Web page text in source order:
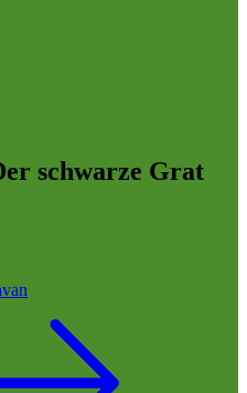
schwarze Grat